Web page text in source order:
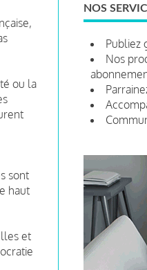
ou la
sont
haut
et
NOS
Publiez
Nos